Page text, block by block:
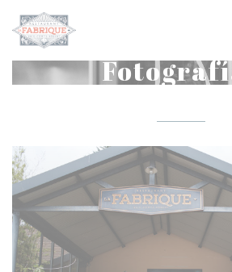
Personalización de sus opciones de cookies